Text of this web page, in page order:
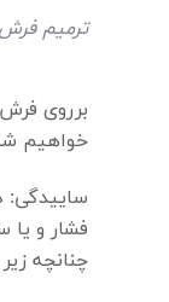
ترمیم فرش
برروی
خواهیم
ساییدگی:
فشار و یا
چنانچه